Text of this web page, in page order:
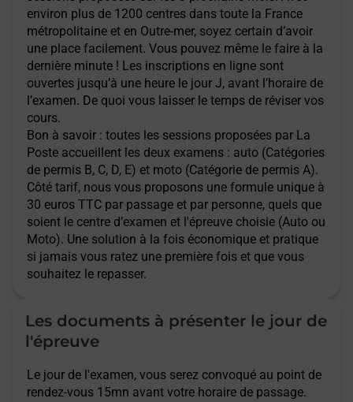
environ plus de 1200 centres dans toute la France
métropolitaine et en Outre-mer, soyez certain d’avoir
une place facilement. Vous pouvez même le faire à la
dernière minute ! Les inscriptions en ligne sont
ouvertes jusqu’à une heure le jour J, avant l’horaire de
l’examen. De quoi vous laisser le temps de réviser vos
cours.
Bon à savoir : toutes les sessions proposées par La
Poste accueillent les deux examens : auto (Catégories
de permis B, C, D, E) et moto (Catégorie de permis A).
Côté tarif, nous vous proposons une formule unique à
30 euros TTC par passage et par personne, quels que
soient le centre d’examen et l'épreuve choisie (Auto ou
Moto). Une solution à la fois économique et pratique
si jamais vous ratez une première fois et que vous
souhaitez le repasser.
Les documents à présenter le jour de
l'épreuve
Le jour de l'examen, vous serez convoqué au point de
rendez-vous 15mn avant votre horaire de passage.